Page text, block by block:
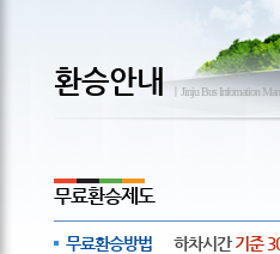
환승안내 ㅣJinju Bus Infomation
무료환승제도
무료환승방법 하차시간기준